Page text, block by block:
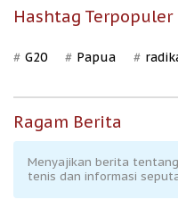
Hashtag Terpopuler
G20 Papua
Ragam Berita
Menyajikan berita
tenis dan informasi